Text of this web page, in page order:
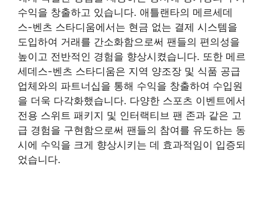
수익을 창출하고 있습니다. 애틀랜타의 메르세데
스-벤츠 스타디움에서는 현금 없는 결제 시스템을
도입하여 거래를 간소화함으로써 팬들의 편의성을
높이고 전반적인 경험을 향상시켰습니다. 또한 메르
세데스-벤츠 스타디움은 지역 양조장 및 식품 공급
업체와의 파트너십을 통해 수익을 창출하여 수입원
을 더욱 다각화했습니다. 다양한 스포츠 이벤트에서
전용 스위트 패키지 및 인터랙티브 팬 존과 같은 고
급 경험을 구현함으로써 팬들의 참여를 유도하는 동
시에 수익을 크게 향상시키는 데 효과적임이 입증되
었습니다.